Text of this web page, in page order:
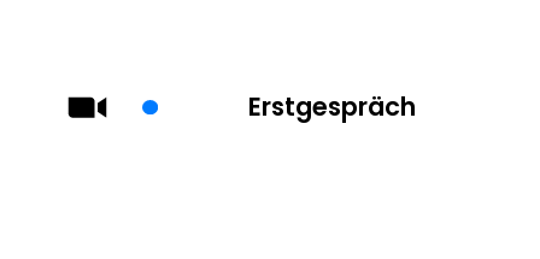
Erstgespräch